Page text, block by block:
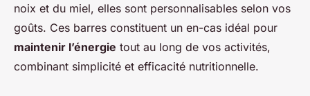
noix et du miel, elles sont personnalisables selon vos
goûts. Ces barres constituent un en-cas idéal pour
maintenir l’énergie tout au long de vos activités,
combinant simplicité et efficacité nutritionnelle.